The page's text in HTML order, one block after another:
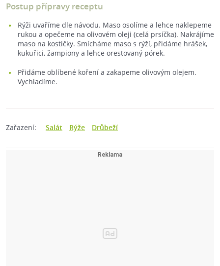
Postup přípravy receptu
Rýži uvaříme dle návodu. Maso osolíme a lehce naklepeme
rukou a opečeme na olivovém oleji (celá prsíčka). Nakrájíme
maso na kostičky. Smícháme maso s rýží, přidáme hrášek,
kukuřici, žampiony a lehce orestovaný pórek.
Přidáme oblíbené koření a zakapeme olivovým olejem.
Vychladíme.
Zařazení: Salát Rýže Drůbeží